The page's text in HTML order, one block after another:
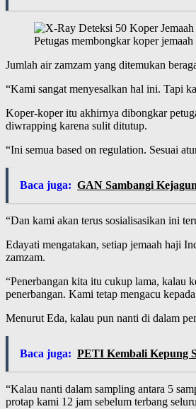
Petugas membongkar koper
Jumlah air zamzam yang ditemukan
“Kami sangat menyesalkan hal ini. Tapi
Koper-koper itu akhirnya dibongkar
diwrapping karena sulit ditutup.
“Ini semua based on regulation. Sesuai
Baca juga: GAN Sambangi
“Dan kami akan terus sosialisasikan ini
Edayati mengatakan, setiap jemaah haji
zamzam.
“Penerbangan kita itu cukup lama, kalau
penerbangan. Kami tetap mengacu
Menurut Eda, kalau pun nanti di dalam
Baca juga: PETI Kembali Kepung
“Kalau nanti dalam sampling antara 5
protap kami 12 jam sebelum terbang